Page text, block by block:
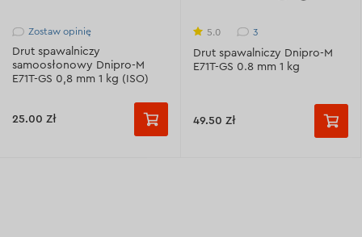
Zostaw opinię
Drut spawalniczy
samoosłonowy Dnipro-M
E71T-GS 0,8 mm 1 kg (ISO)
25.00 Zł
5.0 3
Drut spawalniczy Dnipro-M
E71T-GS 0.8 mm 1 kg
49.50 Zł